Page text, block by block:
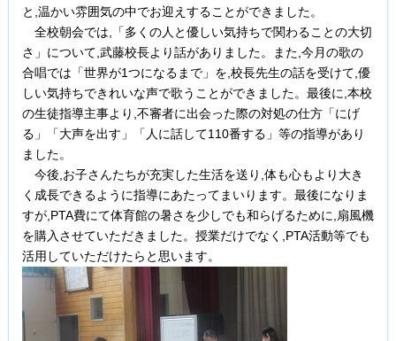
と,温かい雰囲気の中でお迎えすることができました。
全校朝会では,「多くの人と優しい気持ちで関わることの大切
さ」について,武藤校長より話がありました。また,今月の歌の
合唱では「世界が1つになるまで」を,校長先生の話を受けて,優
しい気持ちできれいな声で歌うことができました。最後に,本校
の生徒指導主事より,不審者に出会った際の対処の仕方「にげ
る」「大声を出す」「人に話して110番する」等の指導があり
ました。
今後,お子さんたちが充実した生活を送り,体も心もより大き
く成長できるように指導にあたってまいります。最後になりま
すが,PTA費にて体育館の暑さを少しでも和らげるために,扇風機
を購入させていただきました。授業だけでなく,PTA活動等でも
活用していただけたらと思います。